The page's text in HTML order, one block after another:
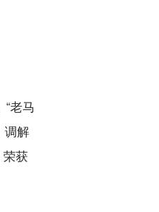
老马
调解
荣获